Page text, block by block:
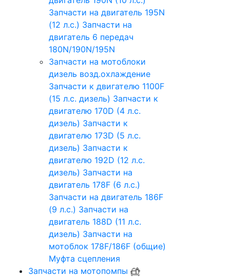
Запчасти на двигатель 195N
(12 л.с.) Запчасти на
двигатель 6 передач
180N/190N/195N
Запчасти на мотоблоки
дизель возд.охлаждение
Запчасти к двигателю 1100F
(15 л.с. дизель) Запчасти к
двигателю 170D (4 л.с.
дизель) Запчасти к
двигателю 173D (5 л.с.
дизель) Запчасти к
двигателю 192D (12 л.с.
дизель) Запчасти на
двигатель 178F (6 л.с.)
Запчасти на двигатель 186F
(9 л.с.) Запчасти на
двигатель 188D (11 л.с.
дизель) Запчасти на
мотоблок 178F/186F (общие)
Муфта сцепления
Запчасти на мотопомпы